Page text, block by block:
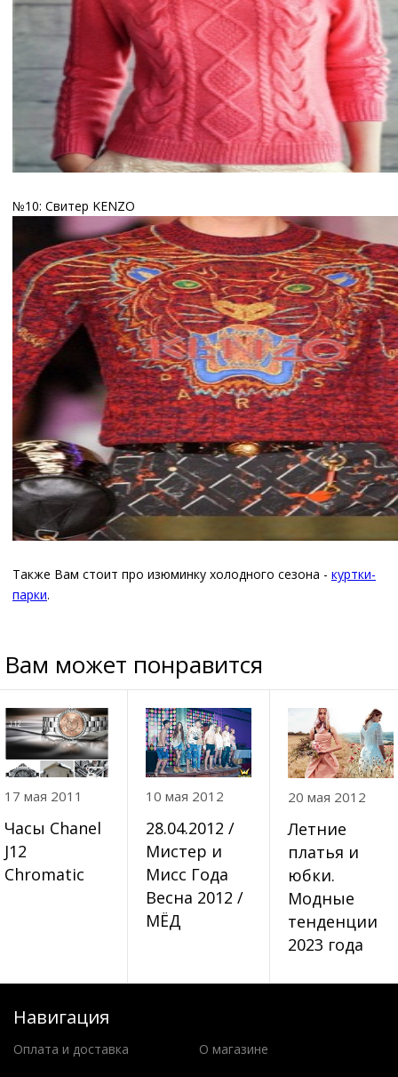
№10: Свитер KENZO
Также Вам стоит про изюминку холодного сезона - куртки-
парки.
Вам может понравится
17 мая 2011
Часы Chanel
J12
Chromatic
10 мая 2012
28.04.2012 /
Мистер и
Мисс Года
Весна 2012 /
МЁД
20 мая 2012
Летние
платья и
юбки.
Модные
тенденции
2023 года
Навигация
Оплата и доставка
О магазине